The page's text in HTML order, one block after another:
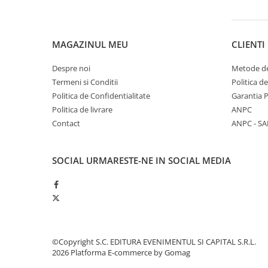
MAGAZINUL MEU
Despre noi
Termeni si Conditii
Politica de Confidentialitate
Politica de livrare
Contact
CLIENTI
Metode
Politica
Garantia
ANPC
ANPC -
SOCIAL URMARESTE-NE IN SOCIAL MEDIA
©Copyright S.C. EDITURA EVENIMENTUL SI CAPITAL S.R.L.
2026 Platforma E-commerce by Gomag